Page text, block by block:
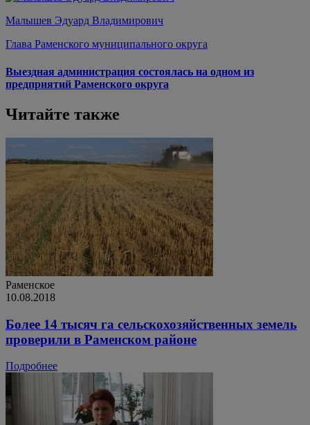
Малышев Эдуард Владимирович
Глава Раменского муниципального округа
Выездная администрация состоялась на одном из
предприятий Раменского округа
Читайте также
Раменское
10.08.2018
Более 14 тысяч га сельскохозяйственных земель
проверили в Раменском районе
Подробнее